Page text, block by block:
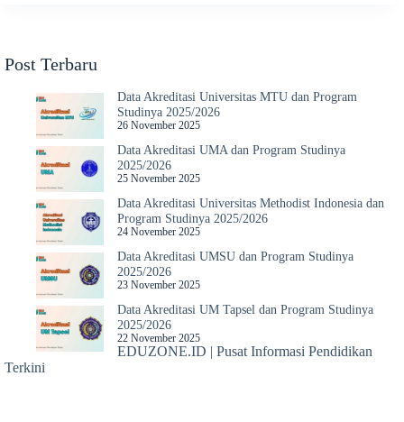
Post Terbaru
Data Akreditasi Universitas MTU dan Program
Studinya 2025/2026
26 November 2025
Data Akreditasi UMA dan Program Studinya
2025/2026
25 November 2025
Data Akreditasi Universitas Methodist Indonesia dan
Program Studinya 2025/2026
24 November 2025
Data Akreditasi UMSU dan Program Studinya
2025/2026
23 November 2025
Data Akreditasi UM Tapsel dan Program Studinya
2025/2026
22 November 2025
EDUZONE.ID | Pusat Informasi Pendidikan
Terkini